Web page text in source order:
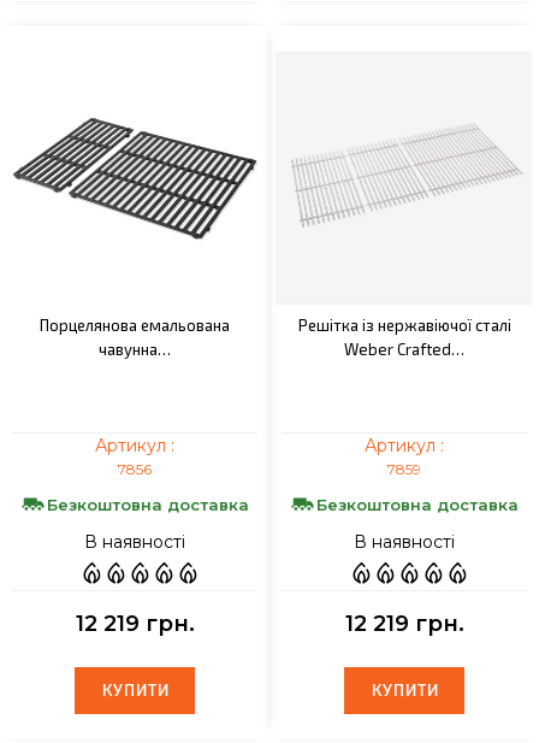
Порцелянова емальована
чавунна…
Артикул :
7856
Безкоштовна доставка
В наявності
12 219 грн.
КУПИТИ
КУПИТИ
Решітка із нержавіючої сталі
Weber Crafted…
Артикул :
7859
Безкоштовна доставка
В наявності
12 219 грн.
КУПИТИ
КУПИТИ